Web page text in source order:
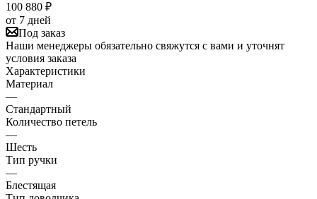
100 880 ₽
от 7 дней
Под заказ
Наши менеджеры обязательно свяжутся с вами и уточнят
условия заказа
Характеристики
Материал
—
Стандартный
Количество петель
—
Шесть
Тип ручки
—
Блестящая